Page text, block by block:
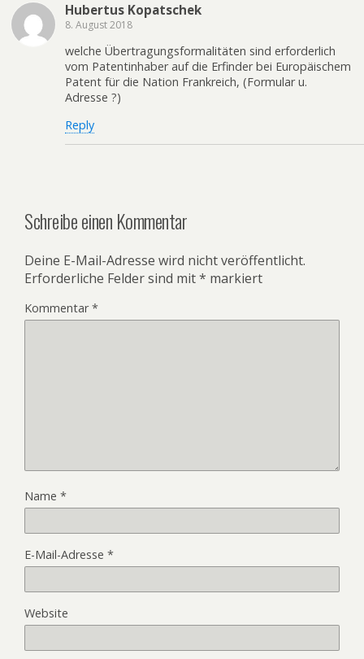
Hubertus Kopatschek
8. August 2018
welche Übertragungsformalitäten sind erforderlich
vom Patentinhaber auf die Erfinder bei Europäischem
Patent für die Nation Frankreich, (Formular u.
Adresse ?)
Reply
Schreibe einen Kommentar
Deine E-Mail-Adresse wird nicht veröffentlicht.
Erforderliche Felder sind mit* markiert
Kommentar*
Name *
E-Mail-Adresse *
Website